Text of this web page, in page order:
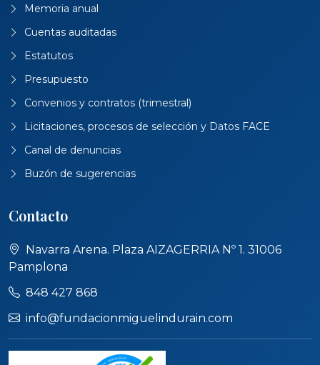
Memoria anual
Cuentas auditadas
Estatutos
Presupuesto
Convenios y contratos (trimestral)
Licitaciones, procesos de selección y Datos FACE
Canal de denuncias
Buzón de sugerencias
Contacto
Navarra Arena. Plaza AIZAGERRIA Nº 1. 31006
Pamplona
848 427 868
info@fundacionmiguelindurain.com